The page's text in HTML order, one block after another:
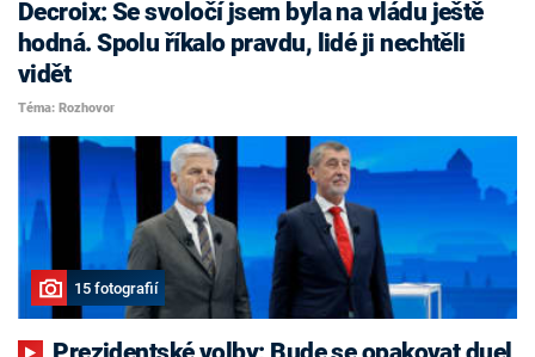
Decroix: Se svoločí jsem byla na vládu ještě
hodná. Spolu říkalo pravdu, lidé ji nechtěli
vidět
Téma: Rozhovor
15 fotografií